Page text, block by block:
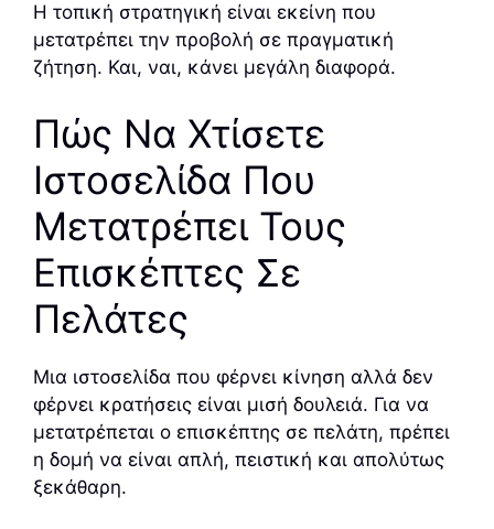
Η τοπική στρατηγική είναι εκείνη που
μετατρέπει την προβολή σε πραγματική
ζήτηση. Και, ναι, κάνει μεγάλη διαφορά.
Πώς Να Χτίσετε
Ιστοσελίδα Που
Μετατρέπει Τους
Επισκέπτες Σε
Πελάτες
Μια ιστοσελίδα που φέρνει κίνηση αλλά δεν
φέρνει κρατήσεις είναι μισή δουλειά. Για να
μετατρέπεται ο επισκέπτης σε πελάτη, πρέπει
η δομή να είναι απλή, πειστική και απολύτως
ξεκάθαρη.